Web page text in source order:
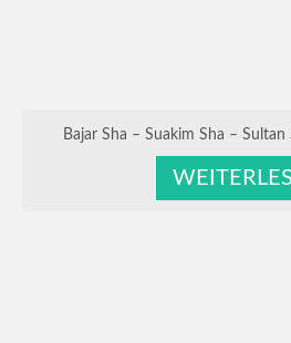
Bajar Sha – Suakim Sha –